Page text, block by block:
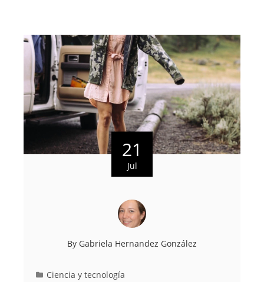
21
Jul
By Gabriela Hernandez González
Ciencia y tecnología